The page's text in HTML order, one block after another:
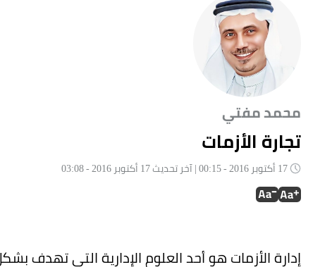
محمد مفتي
تجارة الأزمات
إدارة الأزمات هو أحد العلوم الإدارية التي تهدف